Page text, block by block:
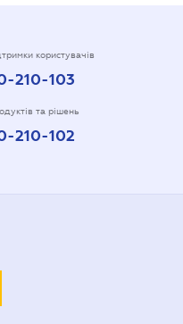
користувачів
210-103
та рішень
210-102